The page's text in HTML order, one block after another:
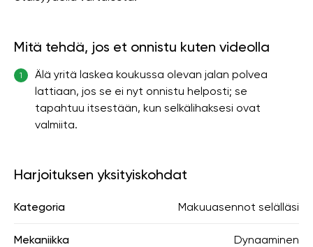
Mitä tehdä, jos et onnistu kuten videolla
1
Älä yritä laskea koukussa olevan jalan polvea
lattiaan, jos se ei nyt onnistu helposti; se
tapahtuu itsestään, kun selkälihaksesi ovat
valmiita.
Harjoituksen yksityiskohdat
Kategoria Makuuasennot selälläsi
Mekaniikka Dynaaminen